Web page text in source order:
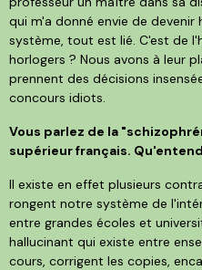
qui m'a donné envie de devenir
système, tout est lié. C'est de
horlogers ? Nous avons à leur
prennent des décisions
concours idiots.
Vous parlez de la
supérieur français.
Il existe en effet plusieurs
rongent notre système de
entre grandes écoles et
hallucinant qui existe entre
cours, corrigent les copies,